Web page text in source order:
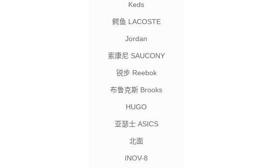
Keds
鳄鱼 LACOSTE
Jordan
索康尼 SAUCONY
锐步 Reebok
布鲁克斯 Brooks
HUGO
亚瑟士 ASICS
北面
INOV-8